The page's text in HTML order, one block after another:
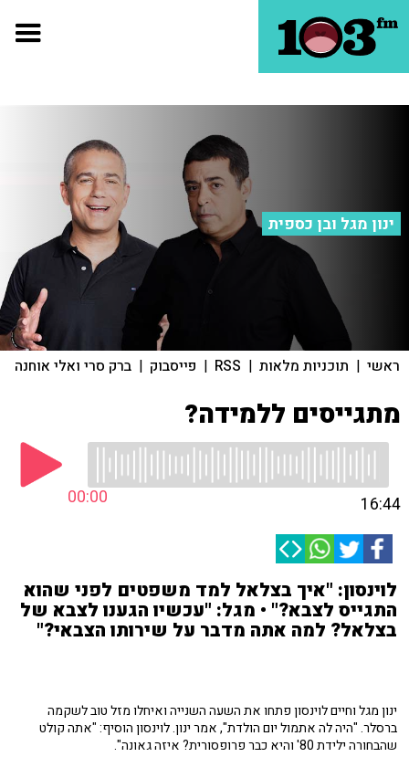
ינון מגל ובן כספית
ראשי | תוכניות מלאות |
RSS
| פייסבוק | ברק סרי ואלי אוחנה
מתגייסים ללמידה?
00:00 16:44
לוינסון: "איך בצלאל למד משפטים לפני שהוא
התגייס לצבא?" • מגל: "עכשיו הגענו לצבא של
בצלאל? למה אתה מדבר על שירותו הצבאי?"
ינון מגל וחיים לוינסון פתחו את השעה השנייה ואיחלו מזל טוב לשקמה
ברסלר. "היה לה אתמול יום הולדת", אמר ינון. לוינסון הוסיף: "אתה קולט
שהבחורה ילידת 80' והיא כבר פרופסורית? איזה גאונה".